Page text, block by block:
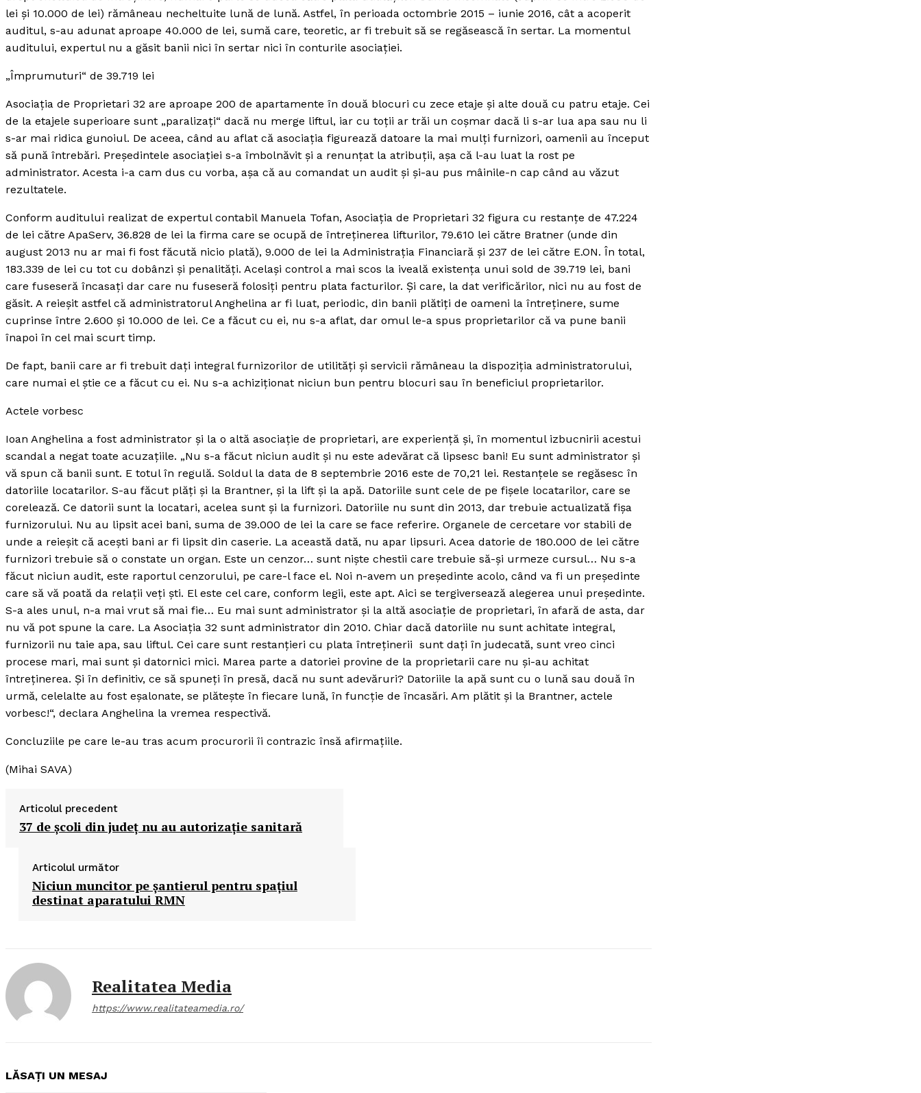
lei şi 10.000 de lei) rămâneau necheltuite lună de lună. Astfel, în perioada octombrie 2015 – iunie 2016, cât a acoperit
auditul, s-au adunat aproape 40.000 de lei, sumă care, teoretic, ar fi trebuit să se regăsească în sertar. La momentul
auditului, expertul nu a găsit banii nici în sertar nici în conturile asociaţiei.
„Împrumuturi“ de 39.719 lei
Asociaţia de Proprietari 32 are aproape 200 de apartamente în două blocuri cu zece etaje şi alte două cu patru etaje. Cei
de la etajele superioare sunt „paralizaţi“ dacă nu merge liftul, iar cu toţii ar trăi un coşmar dacă li s-ar lua apa sau nu li
s-ar mai ridica gunoiul. De aceea, când au aflat că asociaţia figurează datoare la mai mulţi furnizori, oamenii au început
să pună întrebări. Preşedintele asociaţiei s-a îmbolnăvit şi a renunţat la atribuţii, aşa că l-au luat la rost pe
administrator. Acesta i-a cam dus cu vorba, aşa că au comandat un audit şi şi-au pus mâinile-n cap când au văzut
rezultatele.
Conform auditului realizat de expertul contabil Manuela Tofan, Asociaţia de Proprietari 32 figura cu restanţe de 47.224
de lei către ApaServ, 36.828 de lei la firma care se ocupă de întreţinerea lifturilor, 79.610 lei către Bratner (unde din
august 2013 nu ar mai fi fost făcută nicio plată), 9.000 de lei la Administraţia Financiară şi 237 de lei către E.ON. În total,
183.339 de lei cu tot cu dobânzi şi penalităţi. Acelaşi control a mai scos la iveală existenţa unui sold de 39.719 lei, bani
care fuseseră încasaţi dar care nu fuseseră folosiţi pentru plata facturilor. Şi care, la dat verificărilor, nici nu au fost de
găsit. A reieşit astfel că administratorul Anghelina ar fi luat, periodic, din banii plătiţi de oameni la întreţinere, sume
cuprinse între 2.600 şi 10.000 de lei. Ce a făcut cu ei, nu s-a aflat, dar omul le-a spus proprietarilor că va pune banii
înapoi în cel mai scurt timp.
De fapt, banii care ar fi trebuit daţi integral furnizorilor de utilităţi şi servicii rămâneau la dispoziţia administratorului,
care numai el ştie ce a făcut cu ei. Nu s-a achiziţionat niciun bun pentru blocuri sau în beneficiul proprietarilor.
Actele vorbesc
Ioan Anghelina a fost administrator şi la o altă asociaţie de proprietari, are experienţă şi, în momentul izbucnirii acestui
scandal a negat toate acuzaţiile. „Nu s-a făcut niciun audit şi nu este adevărat că lipsesc bani! Eu sunt administrator şi
vă spun că banii sunt. E totul în regulă. Soldul la data de 8 septembrie 2016 este de 70,21 lei. Restanţele se regăsesc în
datoriile locatarilor. S-au făcut plăţi şi la Brantner, şi la lift şi la apă. Datoriile sunt cele de pe fişele locatarilor, care se
corelează. Ce datorii sunt la locatari, acelea sunt şi la furnizori. Datoriile nu sunt din 2013, dar trebuie actualizată fişa
furnizorului. Nu au lipsit acei bani, suma de 39.000 de lei la care se face referire. Organele de cercetare vor stabili de
unde a reieşit că aceşti bani ar fi lipsit din caserie. La această dată, nu apar lipsuri. Acea datorie de 180.000 de lei către
furnizori trebuie să o constate un organ. Este un cenzor… sunt nişte chestii care trebuie să-şi urmeze cursul… Nu s-a
făcut niciun audit, este raportul cenzorului, pe care-l face el. Noi n-avem un preşedinte acolo, când va fi un preşedinte
care să vă poată da relaţii veţi şti. El este cel care, conform legii, este apt. Aici se tergiversează alegerea unui preşedinte.
S-a ales unul, n-a mai vrut să mai fie… Eu mai sunt administrator şi la altă asociaţie de proprietari, în afară de asta, dar
nu vă pot spune la care. La Asociaţia 32 sunt administrator din 2010. Chiar dacă datoriile nu sunt achitate integral,
furnizorii nu taie apa, sau liftul. Cei care sunt restanţieri cu plata întreţinerii sunt daţi în judecată, sunt vreo cinci
procese mari, mai sunt şi datornici mici. Marea parte a datoriei provine de la proprietarii care nu şi-au achitat
întreţinerea. Şi în definitiv, ce să spuneţi în presă, dacă nu sunt adevăruri? Datoriile la apă sunt cu o lună sau două în
urmă, celelalte au fost eşalonate, se plăteşte în fiecare lună, în funcţie de încasări. Am plătit şi la Brantner, actele
vorbesc!“, declara Anghelina la vremea respectivă.
Concluziile pe care le-au tras acum procurorii îi contrazic însă afirmaţiile.
(Mihai SAVA)
Articolul precedent
37 de şcoli din judeţ nu au autorizaţie sanitară
Articolul următor
Niciun muncitor pe şantierul pentru spaţiul
destinat aparatului RMN
Realitatea Media
https://www.realitateamedia.ro/
LĂSAȚI UN MESAJ